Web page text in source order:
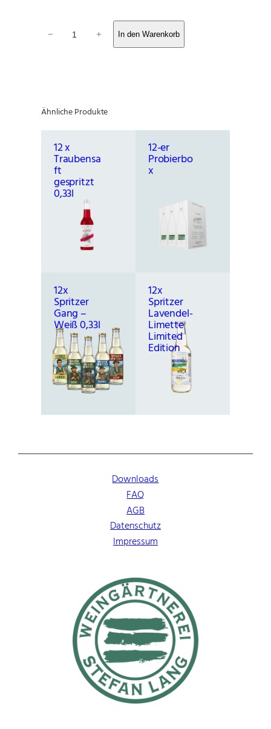
u
v
− + In den Warenkorb
Ähnliche Produkte
12 x
Traubensa
ft
gespritzt
0,33l
12-er
Probierbo
x
12x
Spritzer
Gang –
Weiß 0,33l
12x
Spritzer
Lavendel-
Limette
Limited
Edition
Downloads
FAQ
AGB
Datenschutz
Impressum